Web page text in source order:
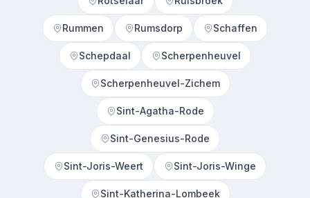
Rummen Rumsdorp Schaffen
Schepdaal Scherpenheuvel
Scherpenheuvel-Zichem
Sint-Agatha-Rode
Sint-Genesius-Rode
Sint-Joris-Weert Sint-Joris-Winge
Sint-Katherina-Lombeek